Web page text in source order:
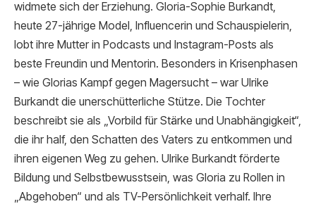
widmete sich der Erziehung. Gloria-Sophie Burkandt,
heute 27-jährige Model, Influencerin und Schauspielerin,
lobt ihre Mutter in Podcasts und Instagram-Posts als
beste Freundin und Mentorin. Besonders in Krisenphasen
– wie Glorias Kampf gegen Magersucht – war Ulrike
Burkandt die unerschütterliche Stütze. Die Tochter
beschreibt sie als „Vorbild für Stärke und Unabhängigkeit“,
die ihr half, den Schatten des Vaters zu entkommen und
ihren eigenen Weg zu gehen. Ulrike Burkandt förderte
Bildung und Selbstbewusstsein, was Gloria zu Rollen in
„Abgehoben“ und als TV-Persönlichkeit verhalf. Ihre